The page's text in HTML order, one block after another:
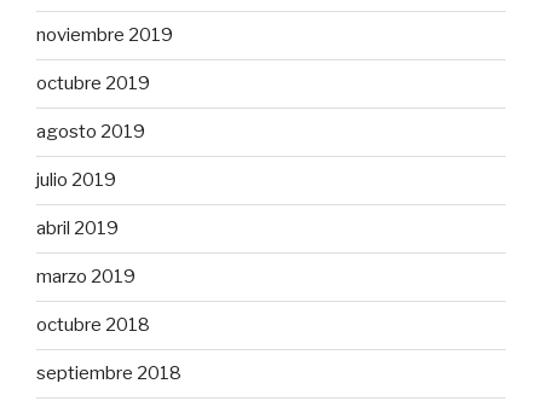
noviembre 2019
octubre 2019
agosto 2019
julio 2019
abril 2019
marzo 2019
octubre 2018
septiembre 2018